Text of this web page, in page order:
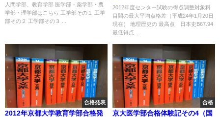
人間学部、教育学部 医学部・薬学部・農
学部・理学部はこちら 工学部その１ 工学
部その２ 工学部その３ ...
2012年度センター試験の得点調整対象科
目間の最大平均点格差（平成24年1月20日
現在） 地理歴史の 最高点 日本史B67.94
最低得点...
合格発表
2012年京都大学教育学部合格発
合格
京大医学部合格体験記その4（国